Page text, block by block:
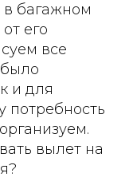
багажном
его
все
и для
потребность
вылет на